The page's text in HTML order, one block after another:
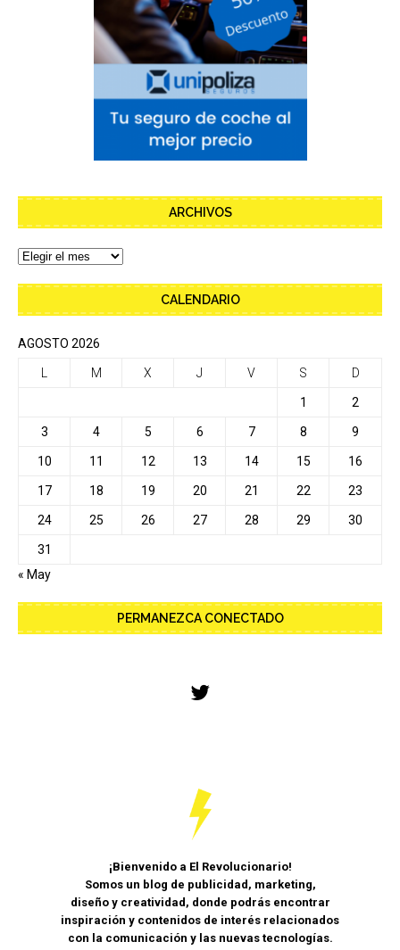
ARCHIVOS
CALENDARIO
AGOSTO 2026
L M X J V S D
1 2
3 4 5 6 7 8 9
10 11 12 13 14 15 16
17 18 19 20 21 22 23
24 25 26 27 28 29 30
31
« May
PERMANEZCA CONECTADO
¡Bienvenido a El Revolucionario!
Somos un blog de publicidad, marketing,
diseño y creatividad, donde podrás encontrar
inspiración y contenidos de interés relacionados
con la comunicación y las nuevas tecnologías.